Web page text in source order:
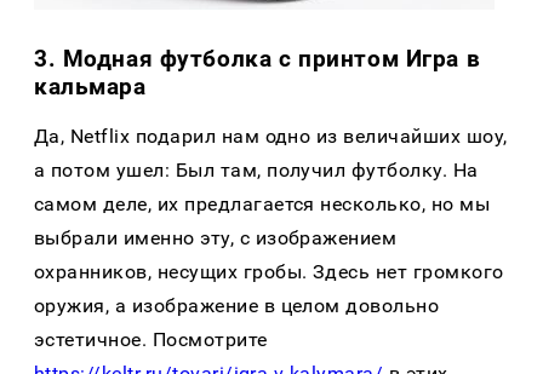
3. Модная футболка с принтом Игра в
кальмара
Да, Netflix подарил нам одно из величайших шоу,
а потом ушел: Был там, получил футболку. На
самом деле, их предлагается несколько, но мы
выбрали именно эту, с изображением
охранников, несущих гробы. Здесь нет громкого
оружия, а изображение в целом довольно
эстетичное. Посмотрите